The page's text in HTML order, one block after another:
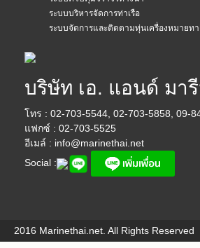
ระบบบริหารจัดการท่าเรือ
ระบบจัดการและติดตามทุ่นเครื่องหมายทา
บริษัท เอ. แอนด์ มา
โทร : 02-703-5544, 02-703-5858, 09-
แฟกซ์ : 02-703-5525
อีเมล์ : info@marinethai.net
Social :
2016 Marinethai.net. All Rights Reserved